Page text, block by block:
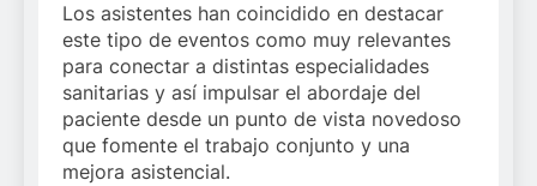
Los asistentes han coincidido en destacar
este tipo de eventos como muy relevantes
para conectar a distintas especialidades
sanitarias y así impulsar el abordaje del
paciente desde un punto de vista novedoso
que fomente el trabajo conjunto y una
mejora asistencial.